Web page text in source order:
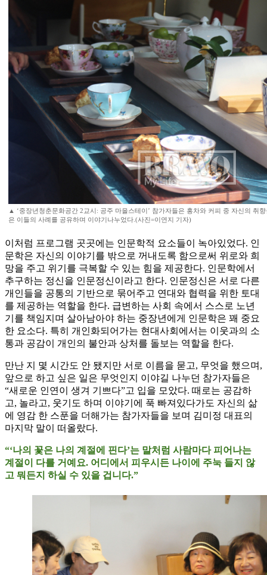
▲ ‘중장년청춘문화공간 2교시: 공주 마을스테이’ 참가자들은 홍차와 커피 중 자신의 취
은 이들의 사례를 공유하며 이야기나누었다.(사진=이연지 기자)
이처럼 프로그램 곳곳에는 인문학적 요소들이 녹아있었다. 인
문학은 자신의 이야기를 밖으로 꺼내도록 함으로써 위로와 희
망을 주고 위기를 극복할 수 있는 힘을 제공한다. 인문학에서
추구하는 정신을 인문정신이라고 한다. 인문정신은 서로 다른
개인들을 공통의 기반으로 묶어주고 연대와 협력을 위한 토대
를 제공하는 역할을 한다. 급변하는 사회 속에서 스스로 노년
기를 책임지며 살아남아야 하는 중장년에게 인문학은 꽤 중요
한 요소다. 특히 개인화되어가는 현대사회에서는 이웃과의 소
통과 공감이 개인의 불안과 상처를 돌보는 역할을 한다.
만난 지 몇 시간도 안 됐지만 서로 이름을 묻고, 무엇을 했으며,
앞으로 하고 싶은 일은 무엇인지 이야길 나누던 참가자들은
“새로운 인연이 생겨 기쁘다”고 입을 모았다. 때로는 공감하
고, 놀라고, 웃기도 하며 이야기에 푹 빠져있다가도 자신의 삶
에 영감 한 스푼을 더해가는 참가자들을 보며 김미정 대표의
마지막 말이 떠올랐다.
“‘나의 꽃은 나의 계절에 핀다’는 말처럼 사람마다 피어나는
계절이 다를 거예요. 어디에서 피우시든 나이에 주눅 들지 않
고 뭐든지 하실 수 있을 겁니다.”